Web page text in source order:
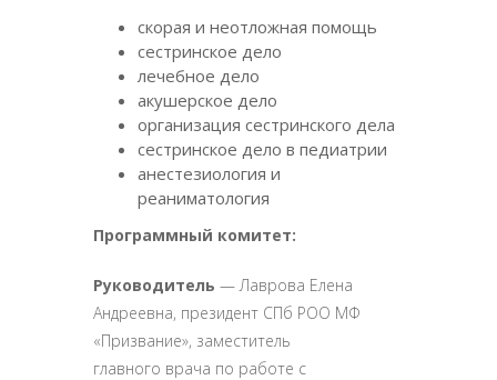
скорая и неотложная помощь
сестринское дело
лечебное дело
акушерское дело
организация сестринского дела
сестринское дело в педиатрии
анестезиология и
реаниматология
Программный комитет:
Руководитель — Лаврова Елена
Андреевна, президент СПб РОО МФ
«Призвание», заместитель
главного врача по работе с